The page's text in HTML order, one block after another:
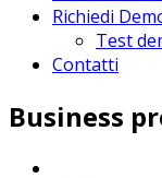
Richiedi
Test
Contatti
Business